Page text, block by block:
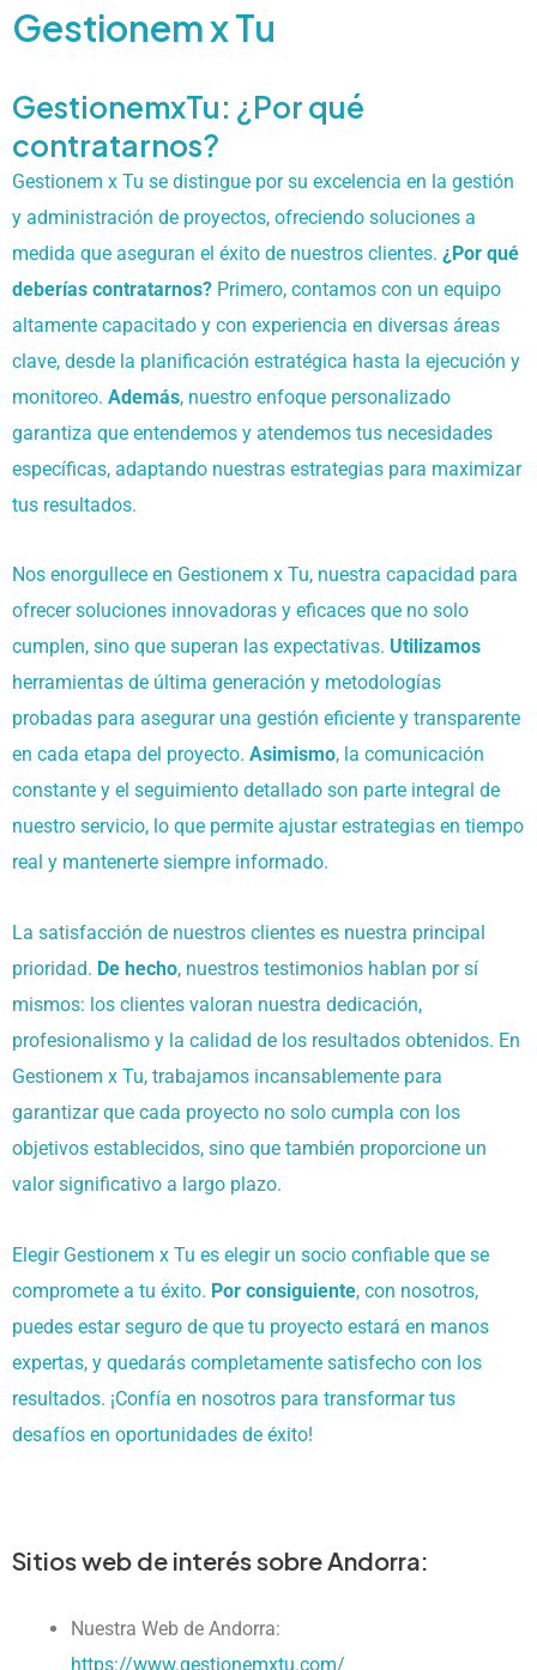
1
Gestionem x Tu
GestionemxTu: ¿Por qué
contratarnos?
Gestionem x Tu se distingue por su excelencia en la gestión
y administración de proyectos, ofreciendo soluciones a
medida que aseguran el éxito de nuestros clientes. ¿Por qué
deberías contratarnos? Primero, contamos con un equipo
altamente capacitado y con experiencia en diversas áreas
clave, desde la planificación estratégica hasta la ejecución y
monitoreo. Además, nuestro enfoque personalizado
garantiza que entendemos y atendemos tus necesidades
específicas, adaptando nuestras estrategias para maximizar
tus resultados.
Nos enorgullece en Gestionem x Tu, nuestra capacidad para
ofrecer soluciones innovadoras y eficaces que no solo
cumplen, sino que superan las expectativas. Utilizamos
herramientas de última generación y metodologías
probadas para asegurar una gestión eficiente y transparente
en cada etapa del proyecto. Asimismo, la comunicación
constante y el seguimiento detallado son parte integral de
nuestro servicio, lo que permite ajustar estrategias en tiempo
real y mantenerte siempre informado.
La satisfacción de nuestros clientes es nuestra principal
prioridad. De hecho, nuestros testimonios hablan por sí
mismos: los clientes valoran nuestra dedicación,
profesionalismo y la calidad de los resultados obtenidos. En
Gestionem x Tu, trabajamos incansablemente para
garantizar que cada proyecto no solo cumpla con los
objetivos establecidos, sino que también proporcione un
valor significativo a largo plazo.
Elegir Gestionem x Tu es elegir un socio confiable que se
compromete a tu éxito. Por consiguiente, con nosotros,
puedes estar seguro de que tu proyecto estará en manos
expertas, y quedarás completamente satisfecho con los
resultados. ¡Confía en nosotros para transformar tus
desafíos en oportunidades de éxito!
Sitios web de interés sobre Andorra:
Nuestra Web de Andorra:
https://www.gestionemxtu.com/